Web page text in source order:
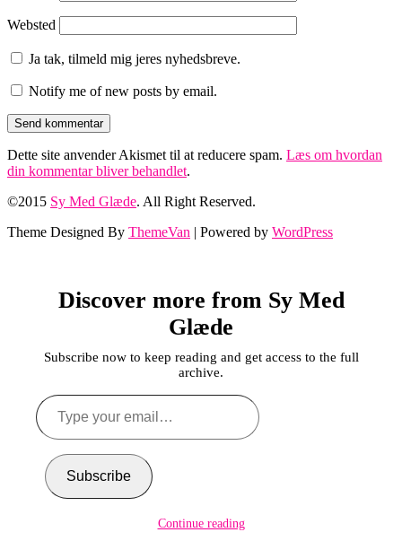
Websted
Ja tak, tilmeld mig jeres nyhedsbreve.
Notify me of new posts by email.
Dette site anvender Akismet til at reducere spam. Læs om hvordan
din kommentar bliver behandlet.
©2015 Sy Med Glæde. All Right Reserved.
Theme Designed By ThemeVan | Powered by WordPress
Discover more from Sy Med
Glæde
Subscribe now to keep reading and get access to the full
archive.
Type
your
email…
Subscribe
Continue reading